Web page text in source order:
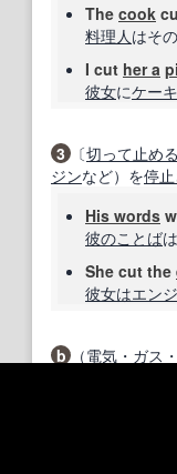
The cook
料理人 はその
I cut her a
彼女にケーキ
3 〔切って 止める
ジンなど）を停
His words
彼のことばは
She cut the
彼女はエン
b （電気 ・ ガス